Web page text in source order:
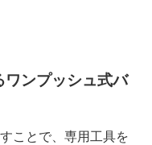
ンプッシュ式バ
ことで、専用工具を